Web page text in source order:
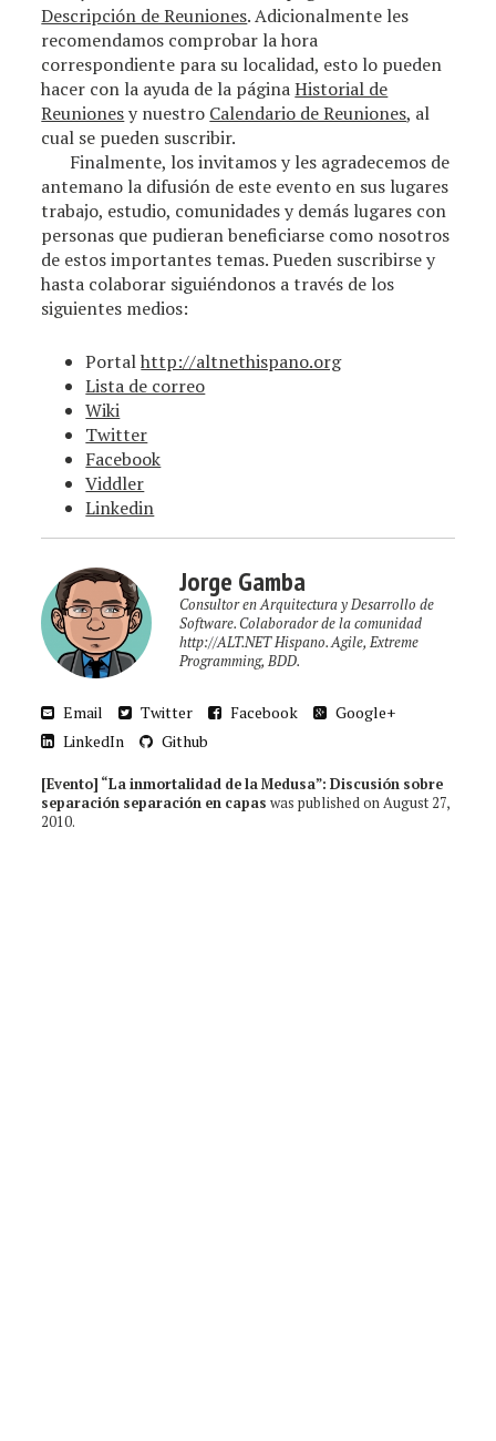
Descripción de Reuniones. Adicionalmente les
recomendamos comprobar la hora
correspondiente para su localidad, esto lo pueden
hacer con la ayuda de la páginaHistorial de
Reunionesy nuestro Calendario de Reuniones, al
cual se pueden suscribir.
Finalmente, los invitamos y les agradecemos de
antemano la difusión de este evento en sus lugares
trabajo, estudio, comunidades y demás lugares con
personas que pudieran beneficiarse como nosotros
de estos importantes temas. Pueden suscribirse y
hasta colaborar siguiéndonos a través de los
siguientes medios:
Portalhttp://altnethispano.org
Lista de correo
Wiki
Twitter
Facebook
Viddler
Linkedin
Jorge Gamba
Consultor en Arquitectura y Desarrollo de
Software. Colaborador de la comunidad
http://ALT.NET Hispano. Agile, Extreme
Programming, BDD.
Email Twitter Facebook
Google+
LinkedIn
Github
[Evento] “La inmortalidad de la Medusa”: Discusión sobre
separación separación en capas was published onAugust 27,
2010.